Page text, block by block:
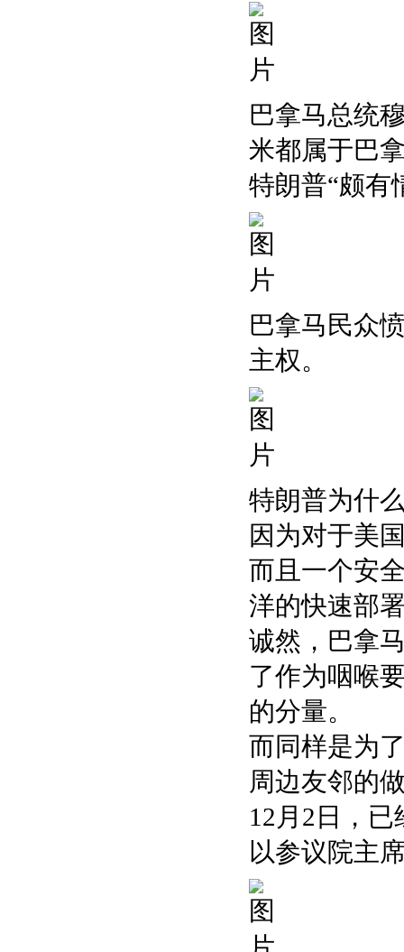
巴拿马总统
米都属于巴
特朗普“颇有
巴拿马民众
主权。
特朗普为什
因为对于美
而且一个安
洋的快速部
诚然，巴拿
了作为咽喉
的分量。
而同样是为
周边友邻的
12月2日，
以参议院主